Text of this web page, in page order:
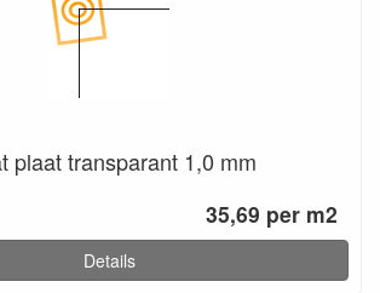
plaat transparant 1,0 mm
35,69 per m2
Details